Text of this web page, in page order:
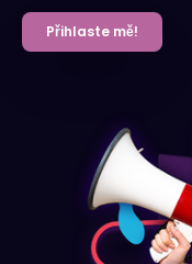
Přihlaste mě!